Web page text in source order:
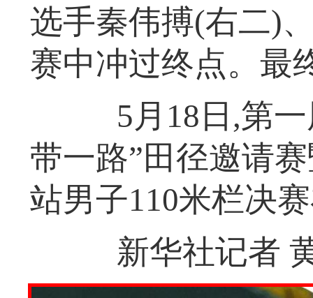
选手秦伟搏(右二)
赛中冲过终点。最
5月18日,第一
带一路”田径邀请
站男子110米栏决
新华社记者